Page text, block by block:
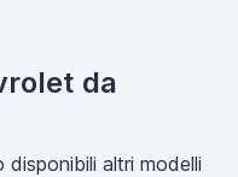
da
altri modelli